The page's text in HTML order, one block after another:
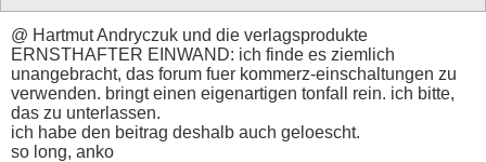
@ Hartmut Andryczuk und die verlagsprodukte
ERNSTHAFTER EINWAND: ich finde es ziemlich
unangebracht, das forum fuer kommerz-einschaltungen zu
verwenden. bringt einen eigenartigen tonfall rein. ich bitte,
das zu unterlassen.
ich habe den beitrag deshalb auch geloescht.
so long, anko